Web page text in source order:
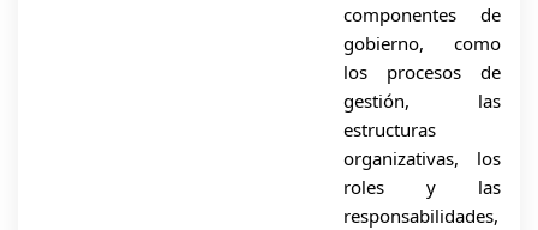
componentes de
gobierno, como
los procesos de
gestión, las
estructuras
organizativas, los
roles y las
responsabilidades,